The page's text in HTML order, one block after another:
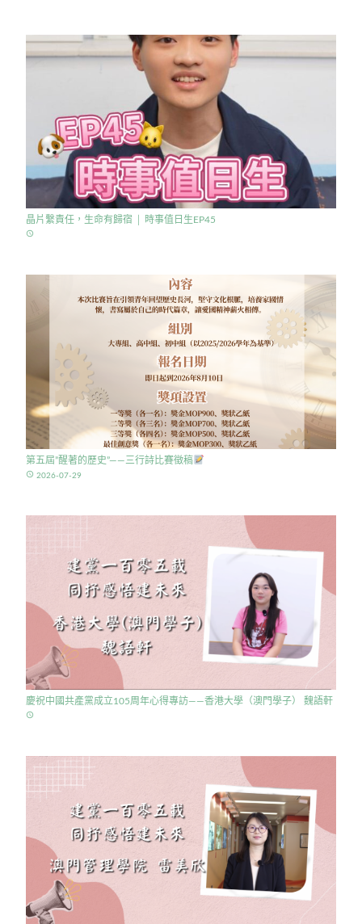
晶片繫責任，生命有歸宿 │ 時事值日生EP45
access_time
第五屆”醒著的歷史”——三行詩比賽徵稿
access_time 2026-07-29
慶祝中國共產黨成立105周年心得專訪——香港大學（澳門學子） 魏語軒
access_time